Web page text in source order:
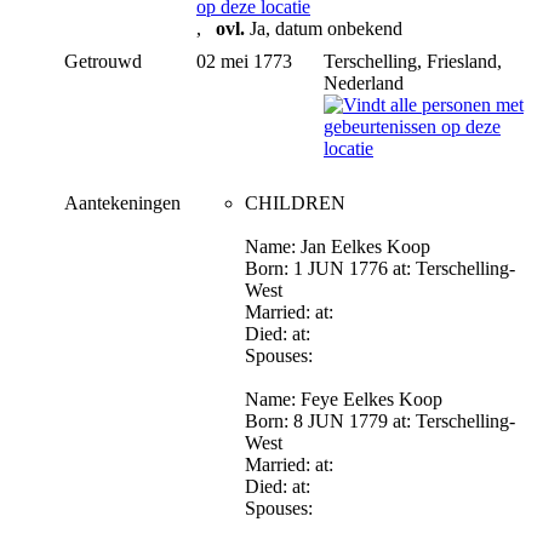
, ovl. Ja, datum onbekend
Getrouwd
02 mei 1773
Terschelling, Friesland,
Nederland
Aantekeningen CHILDREN
Name: Jan Eelkes Koop
Born: 1 JUN 1776 at: Terschelling-
West
Married: at:
Died: at:
Spouses:
Name: Feye Eelkes Koop
Born: 8 JUN 1779 at: Terschelling-
West
Married: at:
Died: at:
Spouses: